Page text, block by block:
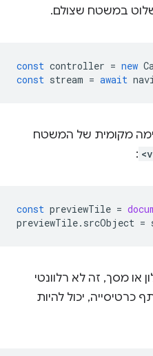
במשטח שצולם.
const controller = new
const stream = await
מקומית של המשטח
:
const previewTile =
previewTile. srcObject =
מסך, זה לא רלוונטי
יכול להיות